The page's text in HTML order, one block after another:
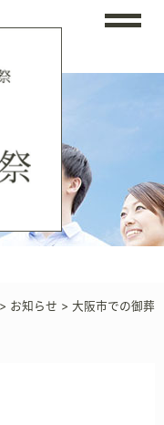
> お知らせ > 大阪市での御葬